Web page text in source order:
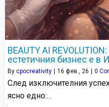
BEAUTY AI
естетичния бизнес е в
By cpocreativity 16 фев., 26 0
След изключителния
ясно едно:…